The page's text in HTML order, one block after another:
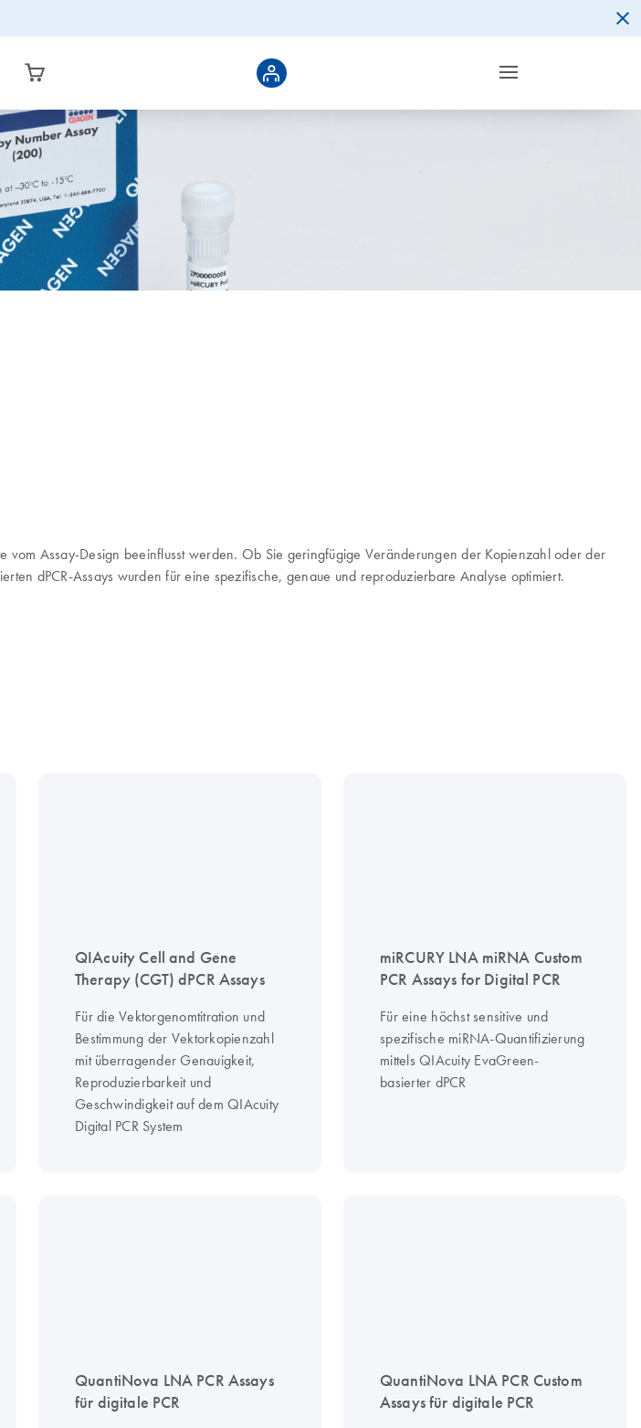
Assay-Design beeinflusst werden. Ob Sie geringfügige Veränderungen der Kopienzahl oder der
dPCR-Assays wurden für eine spezifische, genaue und reproduzierbare Analyse optimiert.
QIAcuity Cell and Gene
Therapy (CGT) dPCR Assays
Für die Vektorgenomtitration und
Bestimmung der Vektorkopienzahl
mit überragender Genauigkeit,
Reproduzierbarkeit und
Geschwindigkeit auf dem QIAcuity
Digital PCR System
miRCURY LNA miRNA Custom
PCR Assays for Digital PCR
Für eine höchst sensitive und
spezifische miRNA-Quantifizierung
mittels QIAcuity EvaGreen-
basierter dPCR
QuantiNova LNA PCR Assays
für digitale PCR
QuantiNova LNA PCR Custom
Assays für digitale PCR